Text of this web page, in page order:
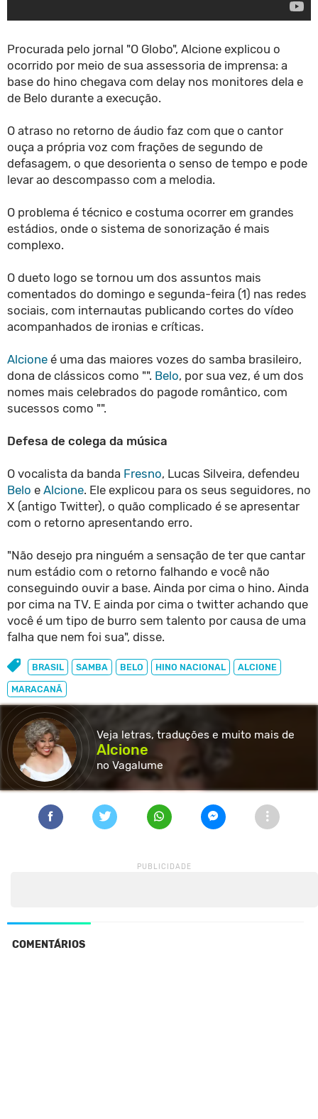
Procurada pelo jornal "O Globo", Alcione explicou o
ocorrido por meio de sua assessoria de imprensa: a
base do hino chegava com delay nos monitores dela e
de Belo durante a execução.
O atraso no retorno de áudio faz com que o cantor
ouça a própria voz com frações de segundo de
defasagem, o que desorienta o senso de tempo e pode
levar ao descompasso com a melodia.
O problema é técnico e costuma ocorrer em grandes
estádios, onde o sistema de sonorização é mais
complexo.
O dueto logo se tornou um dos assuntos mais
comentados do domingo e segunda-feira (1) nas redes
sociais, com internautas publicando cortes do vídeo
acompanhados de ironias e críticas.
Alcione é uma das maiores vozes do samba brasileiro,
dona de clássicos como "". Belo, por sua vez, é um dos
nomes mais celebrados do pagode romântico, com
sucessos como "".
Defesa de colega da música
O vocalista da banda Fresno, Lucas Silveira, defendeu
Belo e Alcione. Ele explicou para os seus seguidores, no
X (antigo Twitter), o quão complicado é se apresentar
com o retorno apresentando erro.
"Não desejo pra ninguém a sensação de ter que cantar
num estádio com o retorno falhando e você não
conseguindo ouvir a base. Ainda por cima o hino. Ainda
por cima na TV. E ainda por cima o twitter achando que
você é um tipo de burro sem talento por causa de uma
falha que nem foi sua", disse.
BRASIL SAMBA BELO HINO NACIONAL ALCIONE
MARACANÃ
Veja letras, traduções e muito mais de
Alcione
no Vagalume
COMENTÁRIOS